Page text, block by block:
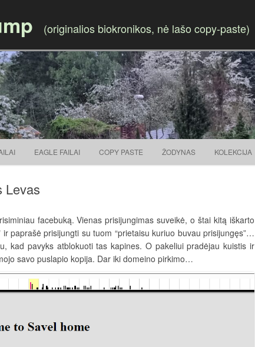
(originalios biokronikos, nė lašo copy-paste)
EAGLE FAILAI COPY PASTE ŽODYNAS KOLEKCIJA
Levas
facebuką. Vienas prisijungimas suveikė, o štai kitą iškarto
ir paprašė prisijungti su tuom “prietaisu kuriuo buvau prisijungęs”…
kad pavyks atblokuoti tas kapines. O pakeliui pradėjau kuistis ir
savo puslapio kopija. Dar iki domeino pirkimo…